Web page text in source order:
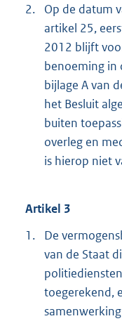
2.
Op de datum
artikel 25,
2012 blijft
benoeming in
bijlage A van
het Besluit
buiten
overleg en
is hierop niet
Artikel 3
1.
De
van de Staat
toegerekend,